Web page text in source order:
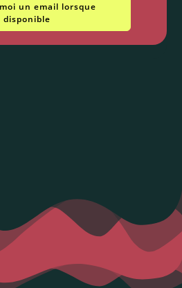
un email lorsque
disponible